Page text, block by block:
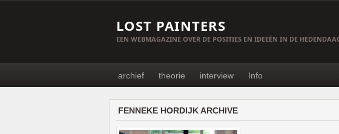
LOST PAINTERS
EEN WEBMAGAZINE OVER DE POSITIES EN IDEEËN IN DE
archief theorie interview Info
FENNEKE HORDIJK ARCHIVE